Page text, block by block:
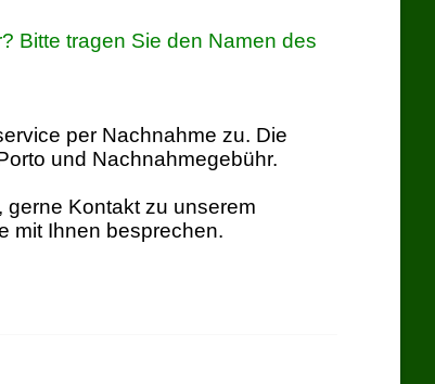
Bitte tragen Sie den Namen des
per Nachnahme zu. Die
und Nachnahmegebühr.
gerne Kontakt zu unserem
mit Ihnen besprechen.